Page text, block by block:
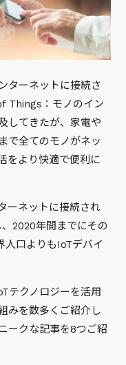
ターネットに接続さ
Things：モノのイン
してきたが、家電や
で全てのモノがネッ
をより快適で便利に
ーネットに接続され
2020年間までにその
人口よりもIoTデバイ
テクノロジーを活用
みを数多くご紹介し
ークな記事を8つご紹